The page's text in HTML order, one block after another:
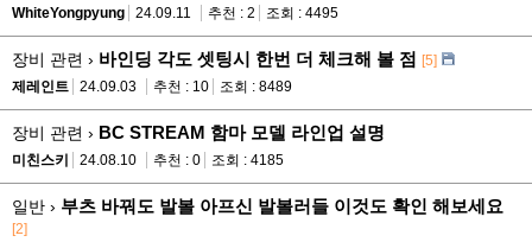
WhiteYongpyung 24.09.11 추천 : 2 조회 : 4495
장비 관련 › 바인딩 각도 셋팅시 한번 더 체크해 볼 점 [5]
제레인트
24.09.03 추천 : 10 조회 : 8489
장비 관련 › BC STREAM 함마 모델 라인업 설명
미친스키 24.08.10 추천 : 0 조회 : 4185
일반 › 부츠 바꿔도 발볼 아프신 발볼러들 이것도 확인 해보세요
[2]